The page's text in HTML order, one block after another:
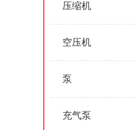
压缩机
空压机
泵
充气泵